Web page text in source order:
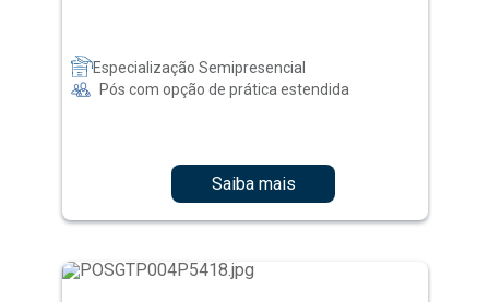
Especialização Semipresencial
Pós com opção de prática estendida
Saiba mais